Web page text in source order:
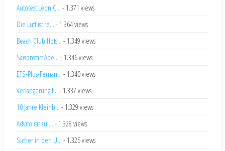
Autotest Leon C... - 1.371 views
Die Luft ist re... - 1.364 views
Beach Club Hots... - 1.349 views
Saisonstart Abe... - 1.346 views
ETS-Plus-Fernan... - 1.340 views
Verlängerung f... - 1.337 views
10 Jahre Kleinb... - 1.329 views
Advito rät zu ... - 1.328 views
Sicher in den U... - 1.325 views